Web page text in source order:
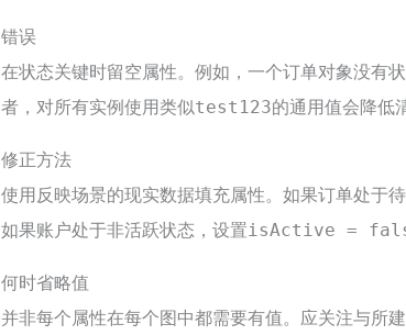
错误
在状态关键时留空属性。例如，一个订单对象没有
者，对所有实例使用类似test123的通用值会降低
修正方法
使用反映场景的现实数据填充属性。如果订单处于
如果账户处于非活跃状态，设置isActive =
何时省略值
并非每个属性在每个图中都需要有值。应关注与所